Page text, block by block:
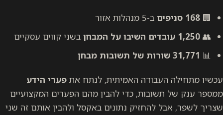
🏢 168 סניפים
ב-5 מנהלות אזור
👥 1,250 עובדים השיבו על המבחן
בשני קווים עסקיים
📊 31,771 שורות של תשובות מבחן
עכשיו מתחילה העבודה האמיתית, לנתח את פערי הידע
ממספר ענק של תשובות, כדי להבין מהם הפערים המקצועיים
שצריך לשפר, אבל להחזיק נתונים באקסל ולהבין אותם זה שני